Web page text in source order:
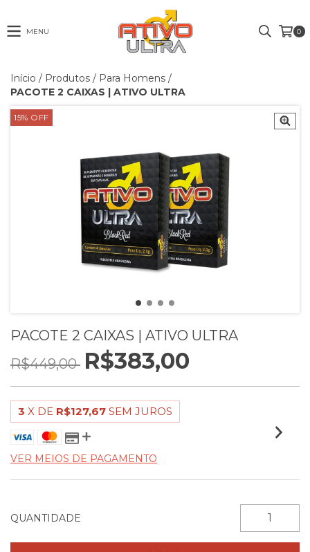
MENU 0
Início / Produtos / Para Homens /
PACOTE 2 CAIXAS | ATIVO ULTRA
15% OFF
PACOTE 2 CAIXAS | ATIVO ULTRA
R$449,00 R$383,00
3 X DE R$127,67 SEM JUROS
VER MEIOS DE PAGAMENTO
QUANTIDADE